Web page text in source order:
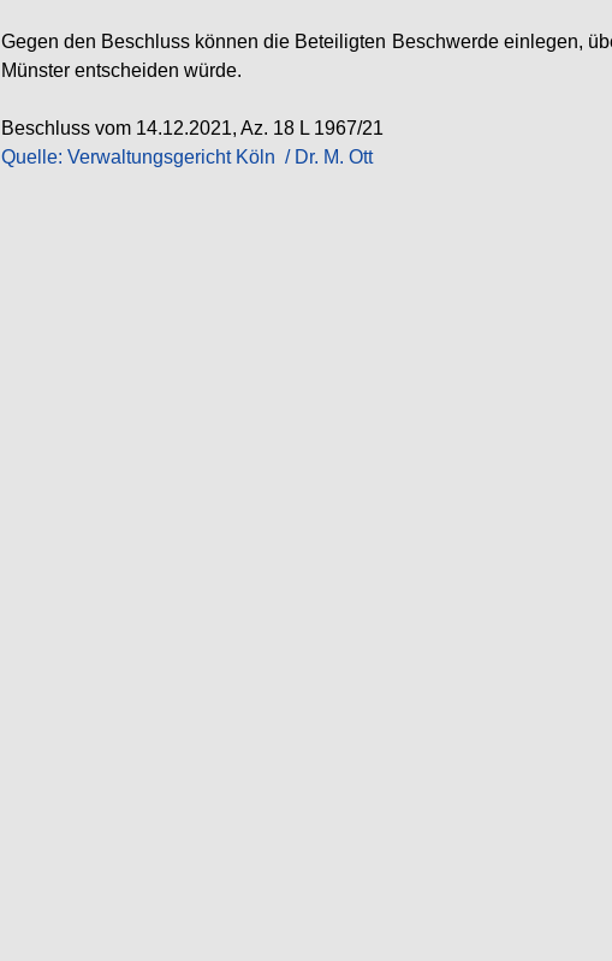
Gegen den Beschluss können die Beteiligten Beschwerde einlegen,
Münster entscheiden würde.
Beschluss vom 14.12.2021, Az. 18 L 1967/21
Quelle: Verwaltungsgericht Köln / Dr. M. Ott